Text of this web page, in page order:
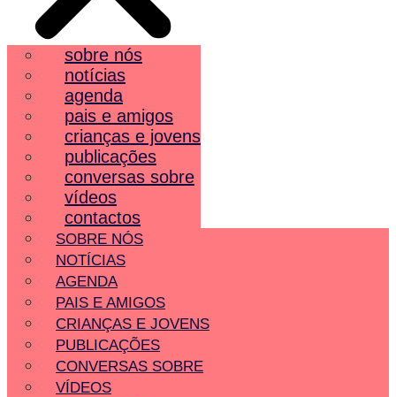
sobre nós
notícias
agenda
pais e amigos
crianças e jovens
publicações
conversas sobre
vídeos
contactos
SOBRE NÓS
NOTÍCIAS
AGENDA
PAIS E AMIGOS
CRIANÇAS E JOVENS
PUBLICAÇÕES
CONVERSAS SOBRE
VÍDEOS